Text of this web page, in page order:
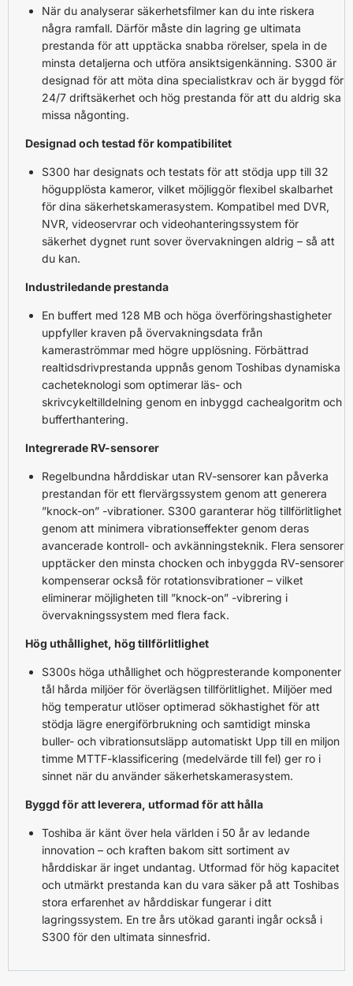
När du analyserar säkerhetsfilmer kan du inte riskera
några ramfall. Därför måste din lagring ge ultimata
prestanda för att upptäcka snabba rörelser, spela in de
minsta detaljerna och utföra ansiktsigenkänning. S300 är
designad för att möta dina specialistkrav och är byggd för
24/7 driftsäkerhet och hög prestanda för att du aldrig ska
missa någonting.
Designad och testad för kompatibilitet
S300 har designats och testats för att stödja upp till 32
högupplösta kameror, vilket möjliggör flexibel skalbarhet
för dina säkerhetskamerasystem. Kompatibel med DVR,
NVR, videoservrar och videohanteringssystem för
säkerhet dygnet runt sover övervakningen aldrig – så att
du kan.
Industriledande prestanda
En buffert med 128 MB och höga överföringshastigheter
uppfyller kraven på övervakningsdata från
kameraströmmar med högre upplösning. Förbättrad
realtidsdrivprestanda uppnås genom Toshibas dynamiska
cacheteknologi som optimerar läs- och
skrivcykeltilldelning genom en inbyggd cachealgoritm och
bufferthantering.
Integrerade RV-sensorer
Regelbundna hårddiskar utan RV-sensorer kan påverka
prestandan för ett flervärgssystem genom att generera
”knock-on” -vibrationer. S300 garanterar hög tillförlitlighet
genom att minimera vibrationseffekter genom deras
avancerade kontroll- och avkänningsteknik. Flera sensorer
upptäcker den minsta chocken och inbyggda RV-sensorer
kompenserar också för rotationsvibrationer – vilket
eliminerar möjligheten till ”knock-on” -vibrering i
övervakningssystem med flera fack.
Hög uthållighet, hög tillförlitlighet
S300s höga uthållighet och högpresterande komponenter
tål hårda miljöer för överlägsen tillförlitlighet. Miljöer med
hög temperatur utlöser optimerad sökhastighet för att
stödja lägre energiförbrukning och samtidigt minska
buller- och vibrationsutsläpp automatiskt Upp till en miljon
timme MTTF-klassificering (medelvärde till fel) ger ro i
sinnet när du använder säkerhetskamerasystem.
Byggd för att leverera, utformad för att hålla
Toshiba är känt över hela världen i 50 år av ledande
innovation – och kraften bakom sitt sortiment av
hårddiskar är inget undantag. Utformad för hög kapacitet
och utmärkt prestanda kan du vara säker på att Toshibas
stora erfarenhet av hårddiskar fungerar i ditt
lagringssystem. En tre års utökad garanti ingår också i
S300 för den ultimata sinnesfrid.